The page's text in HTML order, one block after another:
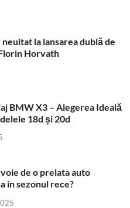
neuitat la lansarea dublă de
Horvath
BMW X3 – Alegerea Ideală
18d și 20d
de o prelata auto
in sezonul rece?